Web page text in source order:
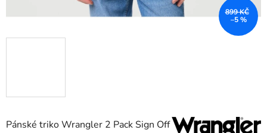
Pánské triko Wrangler 2 Pack Sign Off
899 KČ
–5 %